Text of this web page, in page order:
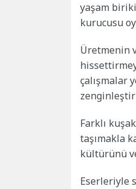
yaşam
kurucusu
Üretmenin
çalışmalar
Farklı
taşımakla
kültürünü
Eserleriyle